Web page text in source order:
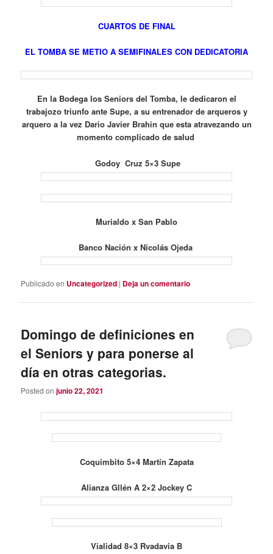
CUARTOS DE FINAL
EL TOMBA SE METIO A SEMIFINALES CON DEDICATORIA
En la Bodega los Seniors del Tomba, le dedicaron el
trabajozo triunfo ante Supe, a su entrenador de arqueros y
arquero a la vez Dario Javier Brahin que esta atravezando un
momento complicado de salud
Godoy Cruz 5×3 Supe
Murialdo x San Pablo
Banco Nación x Nicolás Ojeda
Publicado en Uncategorized | Deja un comentario
Domingo de definiciones en
el Seniors y para ponerse al
día en otras categorias.
Posted onjunio 22, 2021
Coquimbito 5×4 Martín Zapata
Alianza Gllén A 2×2 Jockey C
Vialidad 8×3 Rvadavia B